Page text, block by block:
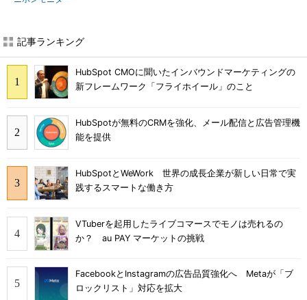
記事ランキング
HubSpot CMOに聞いたインバウンドマーケティングの
新フレームワーク「フライホイール」のこと
HubSpotが無料のCRMを強化、メール配信と広告管理機
能を提供
HubSpotとWeWork 世界の成長企業が新しい日常で実
践するスマートな働き方
VTuberを起用したライブコマースでモノは売れるの
か？ au PAY マーケットの挑戦
FacebookとInstagramの広告品質強化へ Metaが「ブ
ロックリスト」対応を拡大